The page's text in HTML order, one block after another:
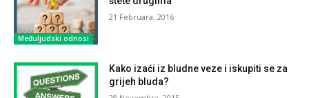
Međuljudski odnosi
21 Februara, 2016
Kako izaći iz bludne veze i iskupiti se za
grijeh bluda?